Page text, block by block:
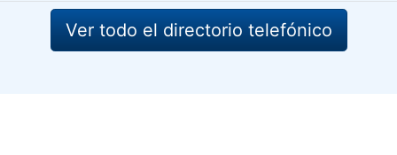
Ver todo el directorio telefónico